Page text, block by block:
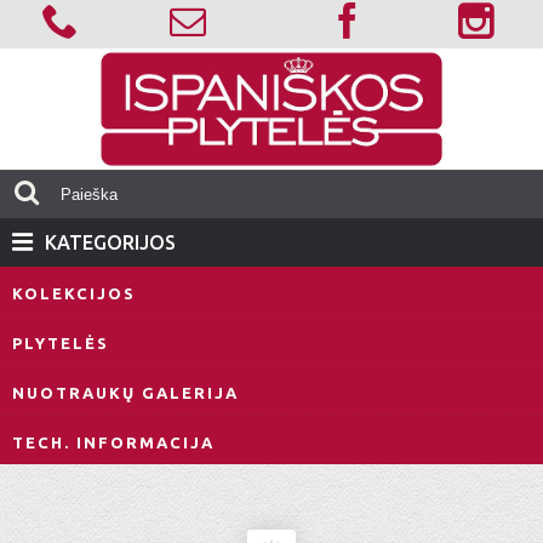
KATEGORIJOS
KOLEKCIJOS
PLYTELĖS
NUOTRAUKŲ GALERIJA
TECH. INFORMACIJA